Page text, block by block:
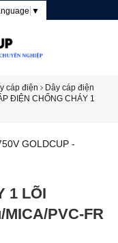
▼
cáp điện
Dây cáp điện
ĐIỆN CHỐNG CHÁY 1
1 LÕI
MICA/PVC-FR